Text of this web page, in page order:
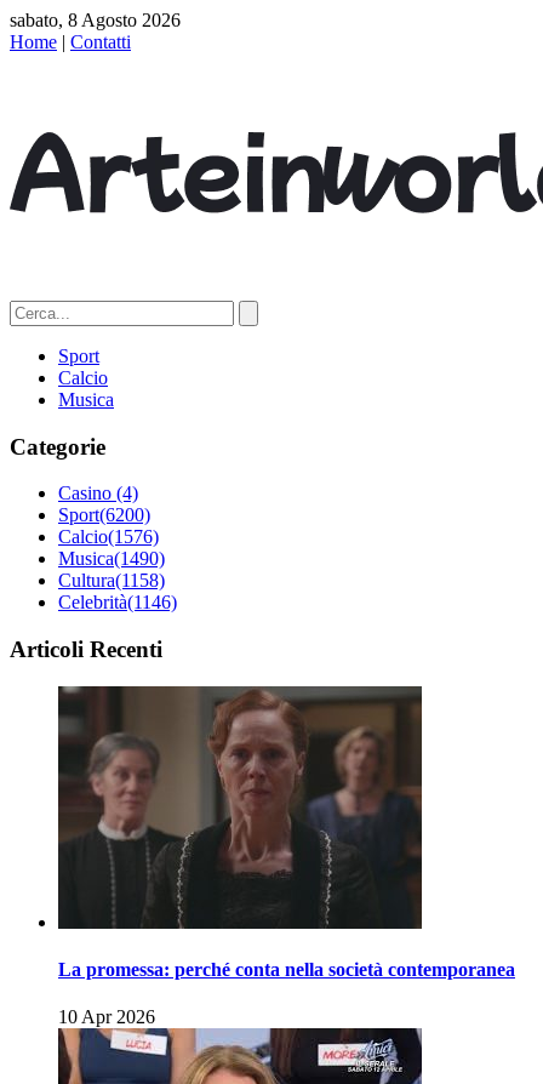
sabato, 8 Agosto 2026
Home | Contatti
Sport
Calcio
Musica
Categorie
Casino (4)
Sport(6200)
Calcio(1576)
Musica(1490)
Cultura(1158)
Celebrità(1146)
Articoli Recenti
La promessa: perché conta nella società contemporanea
10 Apr 2026